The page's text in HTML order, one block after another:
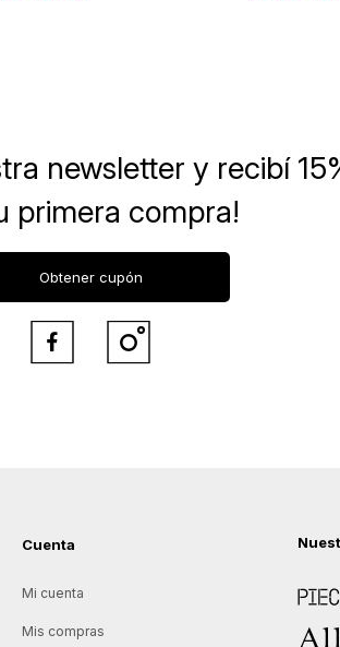
Cuenta
Mi cuenta
Mis compras
Piece
Allie
newsletter y recibí
primera compra!
Obtener cupón
 